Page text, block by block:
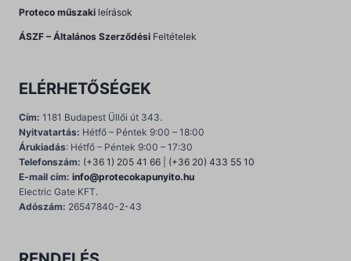
Proteco műszaki leírások
ÁSZF – Általános Szerződési Feltételek
ELÉRHETŐSÉGEK
Cím: 1181 Budapest Üllői út 343.
Nyitvatartás: Hétfő – Péntek 9:00 – 18:00
Árukiadás: Hétfő – Péntek 9:00 – 17:30
Telefonszám: (+36 1) 205 41 66
(+36 20) 433 55 10
E-mail cím: info@protecokapunyito.hu
Electric Gate KFT.
Adószám: 26547840-2-43